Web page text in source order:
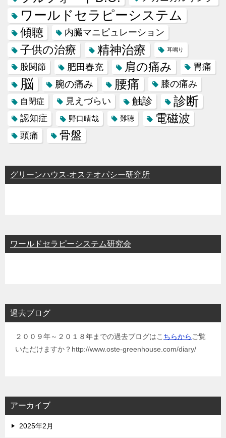
ワールドセラピーシステム
傾聴 内臓マニピュレーション
子供の治療 精神治療 耳鳴り
股関節 肥田春充 肩の痛み 胃痛
脳 腕の痛み 腰痛 膝の痛み
自閉症 見えづらい 触診 診断
認知症 野口晴哉 難聴 電磁波
頭痛 骨盤
グリーンハウス-オステオパシー研究所
ワールドセラピーシステム研究会
過去ブログ
２００９年～２０１８年までの過去ブログはこ ちらから ご覧
いただけますか？http://www.oste-greenhouse.com/diary/
アーカイブ
2025年2月